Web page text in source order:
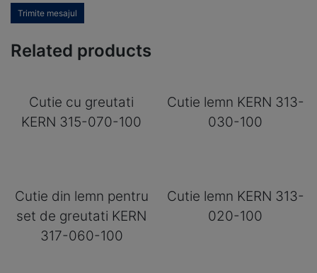
Trimite mesajul
Related products
Cutie cu greutati
KERN 315-070-100
Cutie lemn KERN 313-
030-100
Cutie din lemn pentru
set de greutati KERN
317-060-100
Cutie lemn KERN 313-
020-100